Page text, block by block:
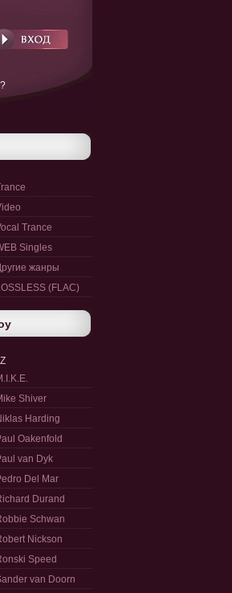
Trance
Singles
жанры
(FLAC)
Shiver
Harding
Oakenfold
van Dyk
Del Mar
Durand
Schwan
Nickson
Speed
van Doorn